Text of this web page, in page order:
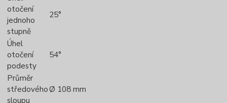
otočení
jednoho
stupně
25°
Úhel
otočení
podesty
54°
Průměr
středového
sloupu
Ø 108 mm